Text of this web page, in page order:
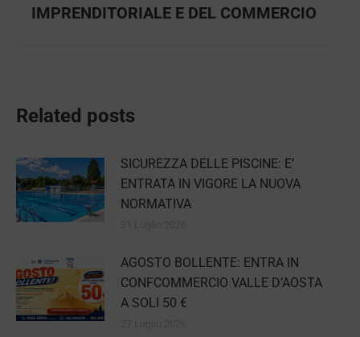
post:
IMPRENDITORIALE E DEL COMMERCIO
Related posts
SICUREZZA DELLE PISCINE: E’
ENTRATA IN VIGORE LA NUOVA
NORMATIVA
AGOSTO BOLLENTE: ENTRA IN
CONFCOMMERCIO VALLE D’AOSTA
A SOLI 50 €